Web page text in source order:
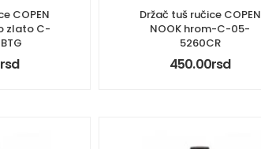
COPEN
zlato C-
rsd
Držač tuš ručice COPEN
NOOK hrom-C-05-
5260CR
450.00rsd